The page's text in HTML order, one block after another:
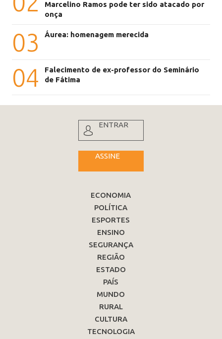
Marcelino Ramos pode ter sido atacado por
onça
03 Áurea: homenagem merecida
04
Falecimento de ex-professor do Seminário
de Fátima
ENTRAR
ASSINE
ECONOMIA
POLÍTICA
ESPORTES
ENSINO
SEGURANÇA
REGIÃO
ESTADO
PAÍS
MUNDO
RURAL
CULTURA
TECNOLOGIA